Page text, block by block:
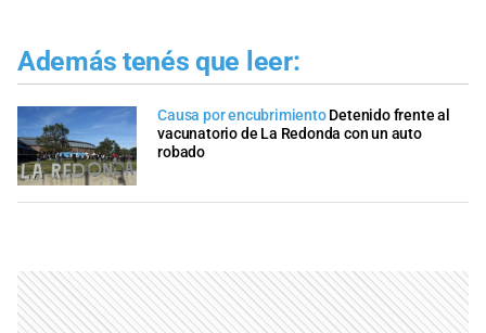
Además tenés que leer:
Causa por encubrimiento Detenido frente al
vacunatorio de La Redonda con un auto
robado